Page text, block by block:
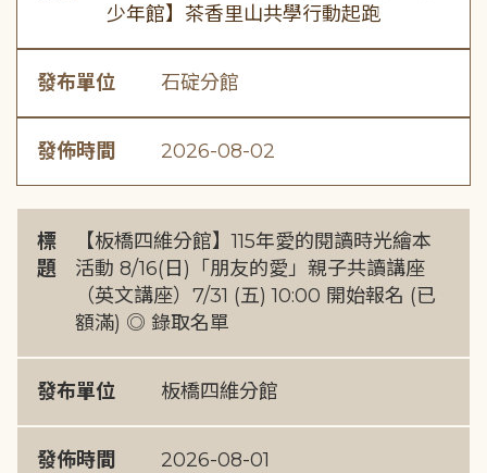
少年館】茶香里山共學行動起跑
發布單位 石碇分館
發佈時間 2026-08-02
標
題
【板橋四維分館】115年愛的閱讀時光繪本
活動 8/16(日)「朋友的愛」親子共讀講座
（英文講座）7/31 (五) 10:00 開始報名 (已
額滿) ◎ 錄取名單
發布單位 板橋四維分館
發佈時間 2026-08-01